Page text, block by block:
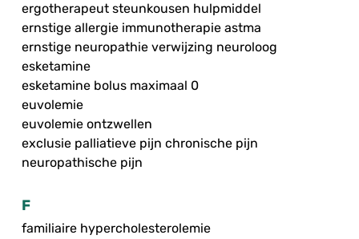
ergotherapeut steunkousen hulpmiddel
ernstige allergie immunotherapie astma
ernstige neuropathie verwijzing neuroloog
esketamine
esketamine bolus maximaal 0
euvolemie
euvolemie ontzwellen
exclusie palliatieve pijn chronische pijn
neuropathische pijn
F
familiaire hypercholesterolemie